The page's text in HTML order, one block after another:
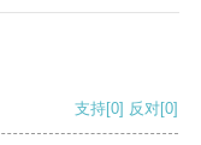
支持[0] 反对[0]